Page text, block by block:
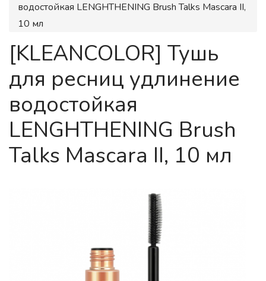
водостойкая LENGHTHENING Brush Talks Mascara II,
10 мл
[KLEANCOLOR] Тушь
для ресниц удлинение
водостойкая
LENGHTHENING Brush
Talks Mascara II, 10 мл